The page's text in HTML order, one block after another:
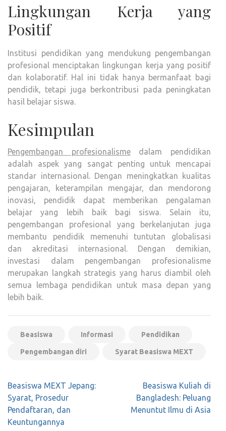
Lingkungan Kerja yang
Positif
Institusi pendidikan yang mendukung pengembangan
profesional menciptakan lingkungan kerja yang positif
dan kolaboratif. Hal ini tidak hanya bermanfaat bagi
pendidik, tetapi juga berkontribusi pada peningkatan
hasil belajar siswa.
Kesimpulan
Pengembangan profesionalismedalam pendidikan
adalah aspek yang sangat penting untuk mencapai
standar internasional. Dengan meningkatkan kualitas
pengajaran, keterampilan mengajar, dan mendorong
inovasi, pendidik dapat memberikan pengalaman
belajar yang lebih baik bagi siswa. Selain itu,
pengembangan profesional yang berkelanjutan juga
membantu pendidik memenuhi tuntutan globalisasi
dan akreditasi internasional. Dengan demikian,
investasi dalam pengembangan profesionalisme
merupakan langkah strategis yang harus diambil oleh
semua lembaga pendidikan untuk masa depan yang
lebih baik.
Beasiswa Informasi Pendidikan
Pengembangan diri Syarat Beasiswa MEXT
Post
navigation
Beasiswa MEXT Jepang:
Syarat, Prosedur
Pendaftaran, dan
Keuntungannya
Beasiswa Kuliah di
Bangladesh: Peluang
Menuntut Ilmu di Asia